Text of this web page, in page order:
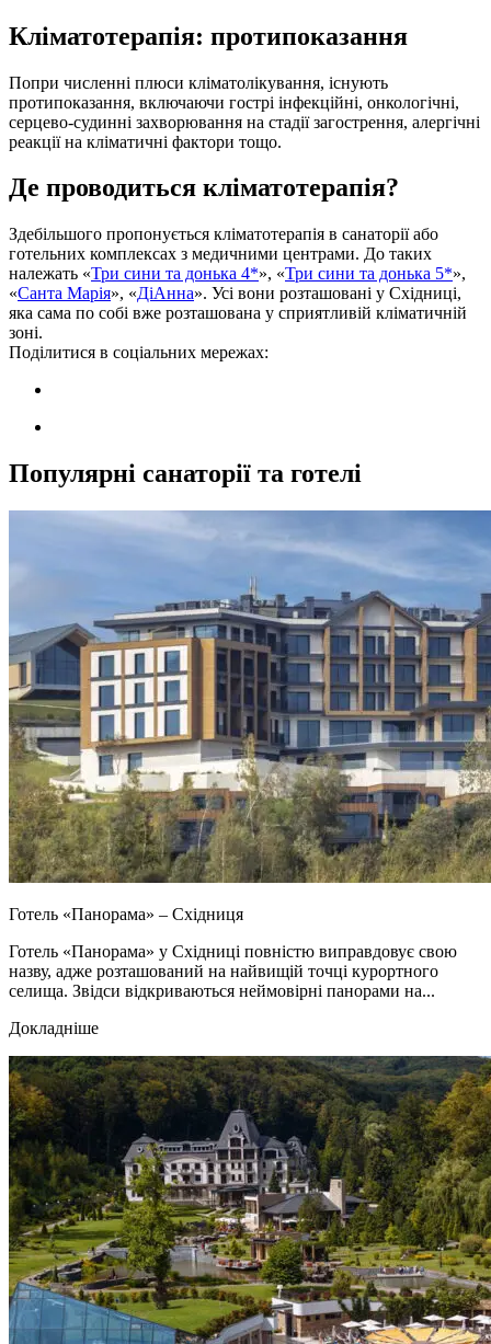
Кліматотерапія: протипоказання
Попри численні плюси кліматолікування, існують
протипоказання, включаючи гострі інфекційні, онкологічні,
серцево-судинні захворювання на стадії загострення, алергічні
реакції на кліматичні фактори тощо.
Де проводиться кліматотерапія?
Здебільшого пропонується кліматотерапія в санаторії або
готельних комплексах з медичними центрами. До таких
належать «Три сини та донька 4*», «Три сини та донька 5*»,
«Санта Марія», «ДіАнна». Усі вони розташовані у Східниці,
яка сама по собі вже розташована у сприятливій кліматичній
зоні.
Поділитися в соціальних мережах:
Популярні санаторії та готелі
Готель «Панорама» – Східниця
Готель «Панорама» у Східниці повністю виправдовує свою
назву, адже розташований на найвищій точці курортного
селища. Звідси відкриваються неймовірні панорами на...
Докладніше